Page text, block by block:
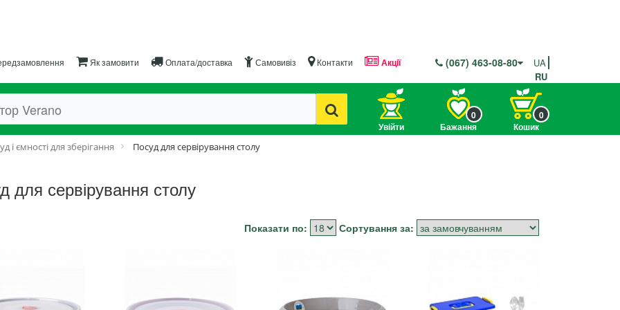
Як замовити Оплата/доставка Самовивіз Контакти Акції (067) 463-08-80
UA
RU
Увійти Бажання
0
Кошик
0
і ємності для зберігання Посуд для сервірування столу
для сервірування столу
Показати по: Сортування за: